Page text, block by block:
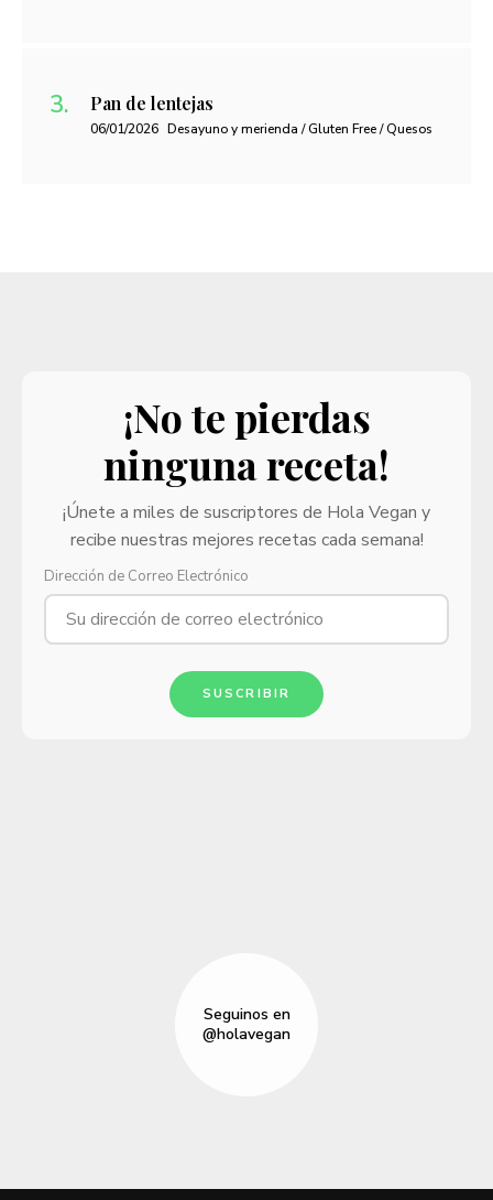
Pan de lentejas
06/01/2026 Desayuno y merienda / Gluten Free / Quesos
¡No te pierdas
ninguna receta!
¡Únete a miles de suscriptores de Hola Vegan y
recibe nuestras mejores recetas cada semana!
Dirección de Correo Electrónico
SUSCRIBIR
Seguinos en
@holavegan